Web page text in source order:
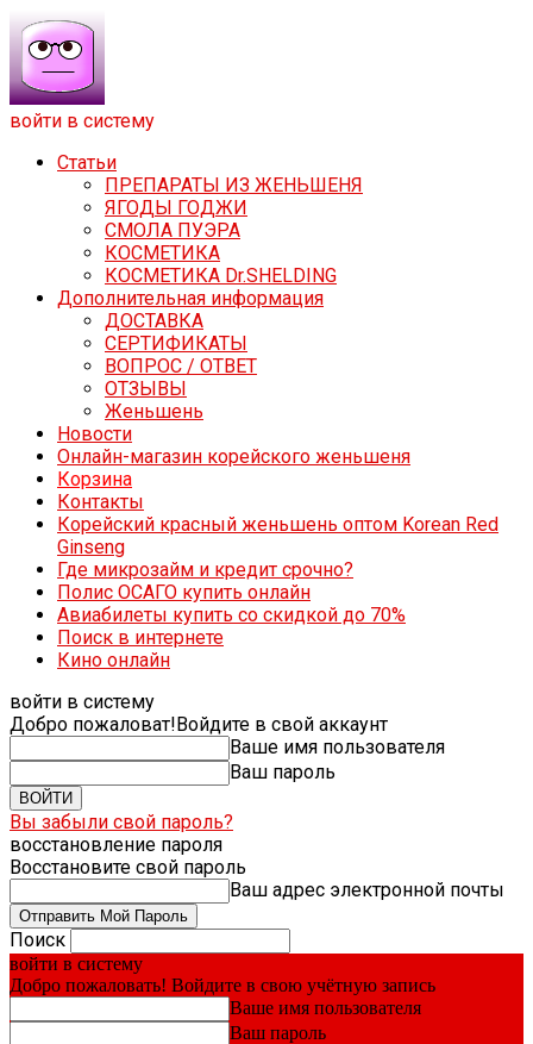
войти в систему
Статьи
ПРЕПАРАТЫ ИЗ ЖЕНЬШЕНЯ
ЯГОДЫ ГОДЖИ
СМОЛА ПУЭРА
КОСМЕТИКА
КОСМЕТИКА Dr.SHELDING
Дополнительная информация
ДОСТАВКА
СЕРТИФИКАТЫ
ВОПРОС / ОТВЕТ
ОТЗЫВЫ
Женьшень
Новости
Онлайн-магазин корейского женьшеня
Корзина
Контакты
Корейский красный женьшень оптом Korean Red
Ginseng
Где микрозайм и кредит срочно?
Полис ОСАГО купить онлайн
Авиабилеты купить со скидкой до 70%
Поиск в интернете
Кино онлайн
войти в систему
Добро пожаловат!Войдите в свой аккаунт
Ваше имя пользователя
Ваш пароль
Вы забыли свой пароль?
восстановление пароля
Восстановите свой пароль
Ваш адрес электронной почты
Поиск
войти в систему
Добро пожаловать! Войдите в свою учётную запись
Ваше имя пользователя
Ваш пароль